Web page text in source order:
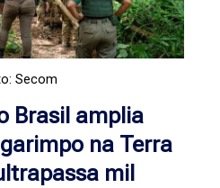
Secom
Brasil amplia
na Terra
mil